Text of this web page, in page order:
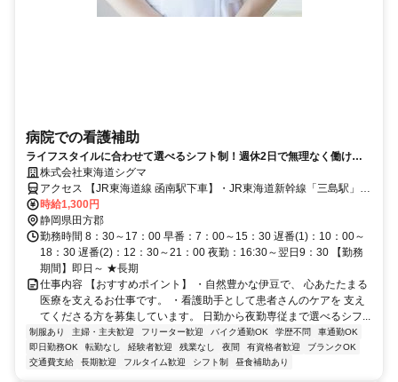
病院での看護補助
ライフスタイルに合わせて選べるシフト制！週休2日で無理なく働けま
す◎嬉しい高時給1300円☆彡
株式会社東海道シグマ
アクセス 【JR東海道線 函南駅下車】・JR東海道新幹線「三島駅」ま
たは「熱海駅」にて東海道線に乗り換え、「函南駅」下車・無料送迎
バスあり 【伊豆箱根鉄道 大場駅下車】・JR東海道新幹線「三島駅」
にて伊豆箱根鉄道に乗り換え、「大場駅」下車・無料送迎バスあり
【お車】東名高速道路「沼津IC」または、新東名高速道路「長泉沼津
IC」から伊豆縦貫道（東駿河湾環状道路）伊豆方面 「大場・函南
IC」利用で約15分。
時給1,300円
静岡県田方郡
勤務時間 8：30～17：00 早番：7：00～15：30 遅番(1)：10：00～
18：30 遅番(2)：12：30～21：00 夜勤：16:30～翌日9：30 【勤務
期間】即日～ ★長期
仕事内容 【おすすめポイント】 ・自然豊かな伊豆で、 心あたたまる
医療を支えるお仕事です。 ・看護助手として患者さんのケアを 支え
てくださる方を募集しています。 日勤から夜勤専従まで選べるシフ...
制服あり 主婦・主夫歓迎 フリーター歓迎 バイク通勤OK 学歴不問
車通勤OK
即日勤務OK
転勤なし 経験者歓迎 残業なし 夜間 有資格者歓迎
ブランクOK
交通費支給
長期歓迎 フルタイム歓迎 シフト制 昼食補助あり